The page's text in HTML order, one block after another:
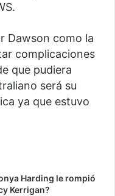
Dawson como la
complicaciones
que pudiera
será su
ya que estuvo
Harding le rompió
Kerrigan?